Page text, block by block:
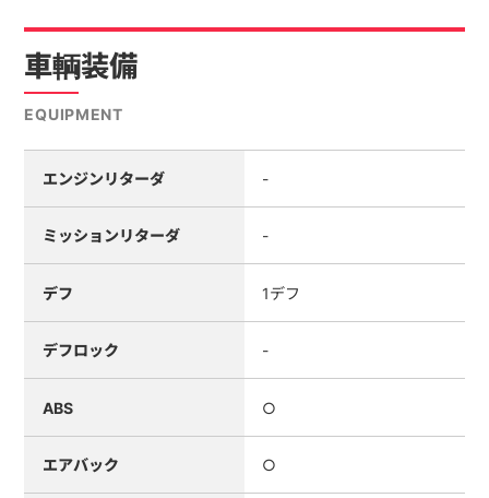
車輌装備
EQUIPMENT
エンジンリターダ -
ミッションリターダ -
デフ 1デフ
デフロック -
ABS ○
エアバック ○